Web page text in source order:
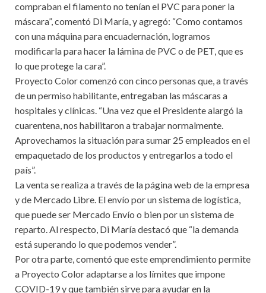
compraban el filamento no tenían el PVC para poner la
máscara”, comentó Di María, y agregó: “Como contamos
con una máquina para encuadernación, logramos
modificarla para hacer la lámina de PVC o de PET, que es
lo que protege la cara”.
Proyecto Color comenzó con cinco personas que, a través
de un permiso habilitante, entregaban las máscaras a
hospitales y clínicas. “Una vez que el Presidente alargó la
cuarentena, nos habilitaron a trabajar normalmente.
Aprovechamos la situación para sumar 25 empleados en el
empaquetado de los productos y entregarlos a todo el
país”.
La venta se realiza a través de la página web de la empresa
y de Mercado Libre. El envío por un sistema de logística,
que puede ser Mercado Envío o bien por un sistema de
reparto. Al respecto, Di María destacó que “la demanda
está superando lo que podemos vender”.
Por otra parte, comentó que este emprendimiento permite
a Proyecto Color adaptarse a los límites que impone
COVID-19 y que también sirve para ayudar en la